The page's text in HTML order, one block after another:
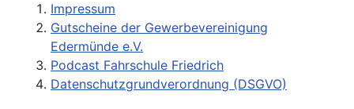
Impressum
Gutscheine der Gewerbevereinigung
Edermünde e.V.
Podcast Fahrschule Friedrich
Datenschutzgrundverordnung (DSGVO)